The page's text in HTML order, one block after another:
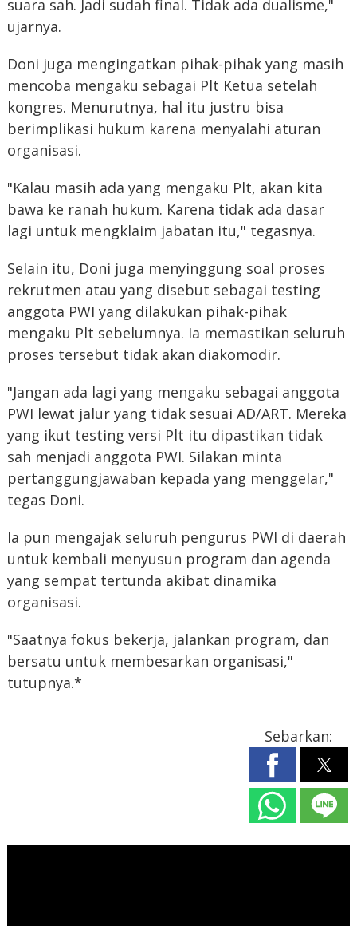
suara sah. Jadi sudah final. Tidak ada dualisme,"
ujarnya.
Doni juga mengingatkan pihak-pihak yang masih
mencoba mengaku sebagai Plt Ketua setelah
kongres. Menurutnya, hal itu justru bisa
berimplikasi hukum karena menyalahi aturan
organisasi.
"Kalau masih ada yang mengaku Plt, akan kita
bawa ke ranah hukum. Karena tidak ada dasar
lagi untuk mengklaim jabatan itu," tegasnya.
Selain itu, Doni juga menyinggung soal proses
rekrutmen atau yang disebut sebagai testing
anggota PWI yang dilakukan pihak-pihak
mengaku Plt sebelumnya. Ia memastikan seluruh
proses tersebut tidak akan diakomodir.
"Jangan ada lagi yang mengaku sebagai anggota
PWI lewat jalur yang tidak sesuai AD/ART. Mereka
yang ikut testing versi Plt itu dipastikan tidak
sah menjadi anggota PWI. Silakan minta
pertanggungjawaban kepada yang menggelar,"
tegas Doni.
Ia pun mengajak seluruh pengurus PWI di daerah
untuk kembali menyusun program dan agenda
yang sempat tertunda akibat dinamika
organisasi.
"Saatnya fokus bekerja, jalankan program, dan
bersatu untuk membesarkan organisasi,"
tutupnya.*
Sebarkan: